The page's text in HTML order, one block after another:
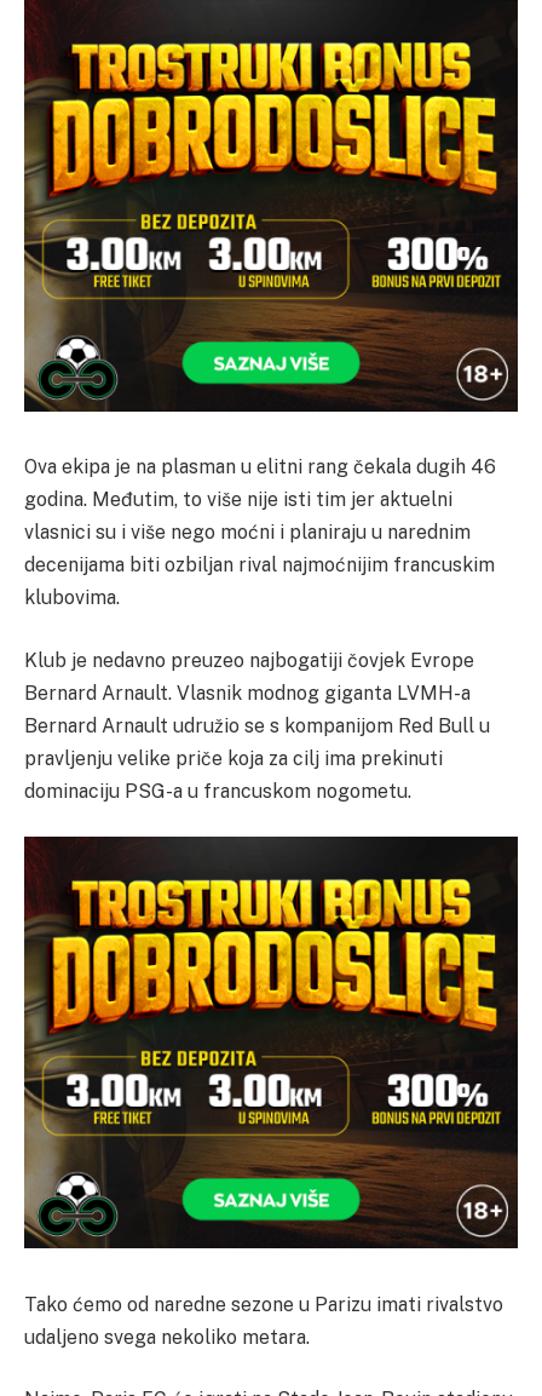
Ova ekipa je na plasman u elitni rang čekala dugih 46
godina. Međutim, to više nije isti tim jer aktuelni
vlasnici su i više nego moćni i planiraju u narednim
decenijama biti ozbiljan rival najmoćnijim francuskim
klubovima.
Klub je nedavno preuzeo najbogatiji čovjek Evrope
Bernard Arnault. Vlasnik modnog giganta LVMH-a
Bernard Arnault udružio se s kompanijom Red Bull u
pravljenju velike priče koja za cilj ima prekinuti
dominaciju PSG-a u francuskom nogometu.
Tako ćemo od naredne sezone u Parizu imati rivalstvo
udaljeno svega nekoliko metara.